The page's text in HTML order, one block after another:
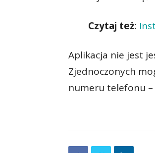
Czytaj też:
Aplikacja nie jest
Zjednoczonych
numeru telefonu –